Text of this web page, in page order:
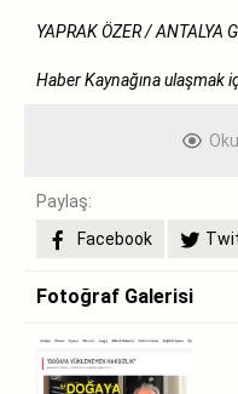
YAPRAK ÖZER / ANTALYA
Haber Kaynağına ulaşmak
Paylaş:
Facebook
Fotoğraf Galerisi